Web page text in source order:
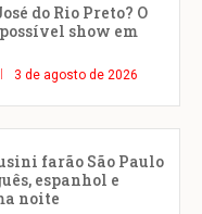
do Rio Preto? O
possível show em
3 de agosto de 2026
farão São Paulo
espanhol e
noite